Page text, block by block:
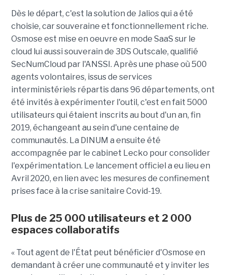
Dès le départ, c'est la solution de Jalios qui a été
choisie, car souveraine et fonctionnellement riche.
Osmose est mise en oeuvre en mode SaaS sur le
cloud lui aussi souverain de 3DS Outscale, qualifié
SecNumCloud par l'ANSSI. Après une phase où 500
agents volontaires, issus de services
interministériels répartis dans 96 départements, ont
été invités à expérimenter l'outil, c'est en fait 5000
utilisateurs qui étaient inscrits au bout d'un an, fin
2019, échangeant au sein d'une centaine de
communautés. La DINUM a ensuite été
accompagnée par le cabinet Lecko pour consolider
l'expérimentation. Le lancement officiel a eu lieu en
Avril 2020, en lien avec les mesures de confinement
prises face à la crise sanitaire Covid-19.
Plus de 25 000 utilisateurs et 2 000
espaces collaboratifs
« Tout agent de l'État peut bénéficier d'Osmose en
demandant à créer une communauté et y inviter les